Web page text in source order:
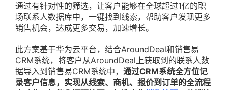
通过有针对性的筛选，让客户能够在全球超过1亿的职
场联系人数据库中，一键找到线索，帮助客户发现更多
销售机会，达成更多交易，加速增长。
此方案基于华为云平台，结合AroundDeal和销售易
CRM系统，将客户从AroundDeal上获取到的联系人数
据导入到销售易CRM系统中， 通过CRM系统全方位记
录客户信息，实现从线索、商机、报价到订单的全流程